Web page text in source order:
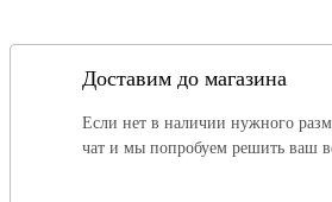
Доставим до магазина
Если нет в наличии нужного
чат и мы попробуем решить ваш